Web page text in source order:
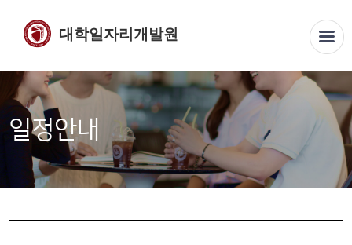
대학일자리개발원
일정안내